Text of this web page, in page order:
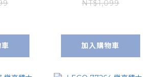
列 -
侏儸紀世界系列 -
NT$1,099
加入購物車